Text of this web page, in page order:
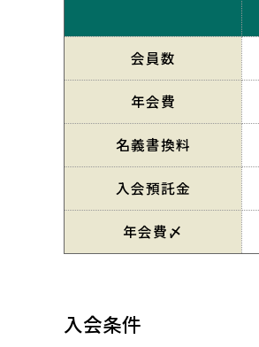
会員数
年会費
名義書換料
入会預託金
年会費〆
入会条件